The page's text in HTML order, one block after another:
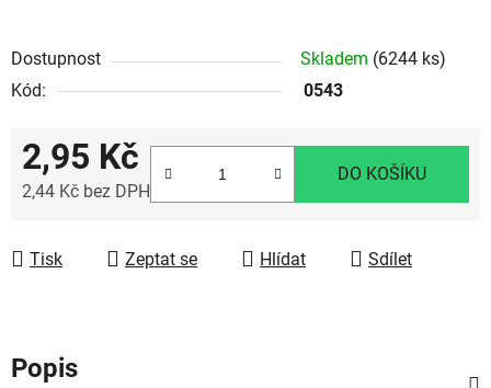
Dostupnost Skladem (6244 ks)
Kód:
0543
2,95 Kč
2,44 Kč bez DPH
DO KOŠÍKU
Tisk Zeptat se Hlídat Sdílet
Popis